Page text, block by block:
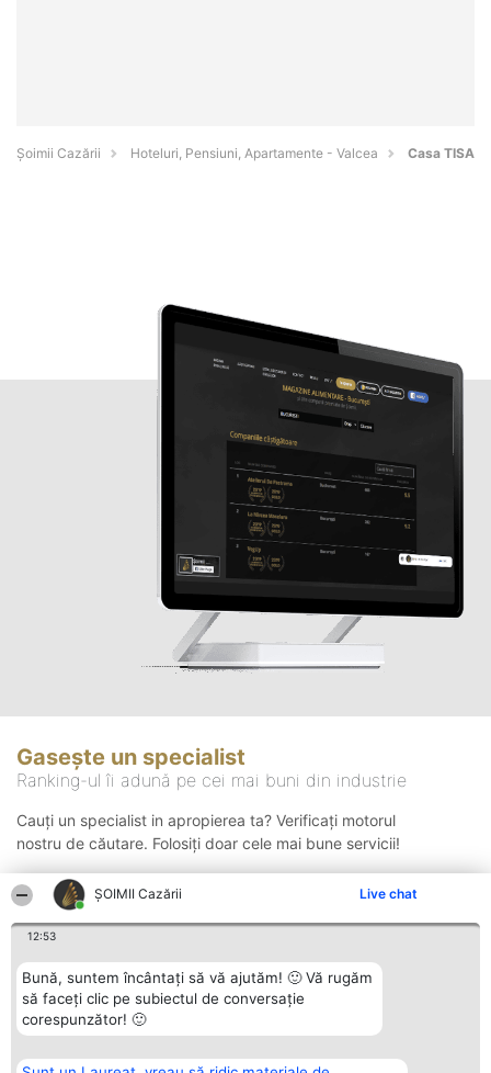
ȘOIMII Cazării Live chat
12:53
Bună, suntem încântați să vă ajutăm! 🙂 Vă rugăm
să faceți clic pe subiectul de conversație
corespunzător! 🙂
Șoimii Cazării Hoteluri, Pensiuni, Apartamente - Valcea Casa TISA
Gasește un specialist
Ranking-ul îi adună pe cei mai buni din industrie
Cauți un specialist in apropierea ta? Verificați motorul
nostru de căutare. Folosiți doar cele mai bune servicii!